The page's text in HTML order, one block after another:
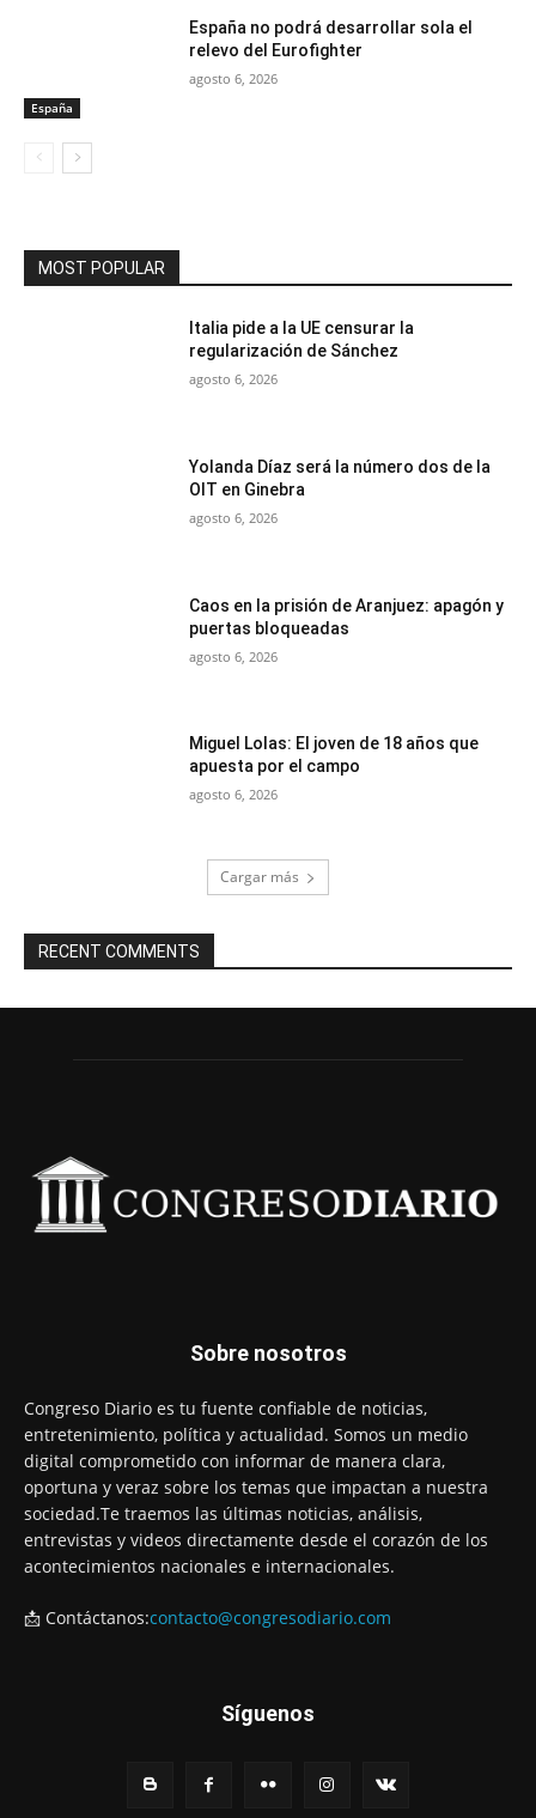
España
España no podrá desarrollar sola el
relevo del Eurofighter
agosto 6, 2026
MOST POPULAR
Italia pide a la UE censurar la
regularización de Sánchez
agosto 6, 2026
Yolanda Díaz será la número dos de la
OIT en Ginebra
agosto 6, 2026
Caos en la prisión de Aranjuez: apagón y
puertas bloqueadas
agosto 6, 2026
Miguel Lolas: El joven de 18 años que
apuesta por el campo
agosto 6, 2026
Cargar más
RECENT COMMENTS
Sobre nosotros
Congreso Diario es tu fuente confiable de noticias,
entretenimiento, política y actualidad. Somos un medio
digital comprometido con informar de manera clara,
oportuna y veraz sobre los temas que impactan a nuestra
sociedad.Te traemos las últimas noticias, análisis,
entrevistas y videos directamente desde el corazón de los
acontecimientos nacionales e internacionales.
📩 Contáctanos:contacto@congresodiario.com
Síguenos